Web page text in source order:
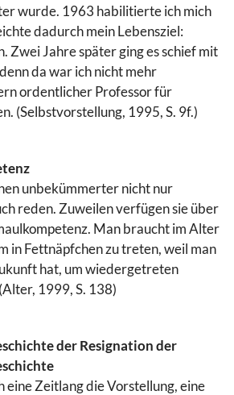
wurde. 1963 habilitierte ich mich
dadurch mein Lebensziel:
Zwei Jahre später ging es schief mit
da war ich nicht mehr
ordentlicher Professor für
(Selbstvorstellung, 1995, S. 9f.)
unbekümmerter nicht nur
reden. Zuweilen verfügen sie über
Man braucht im Alter
in Fettnäpfchen zu treten, weil man
hat, um wiedergetreten
1999, S. 138)
der Resignation der
eine Zeitlang die Vorstellung, eine